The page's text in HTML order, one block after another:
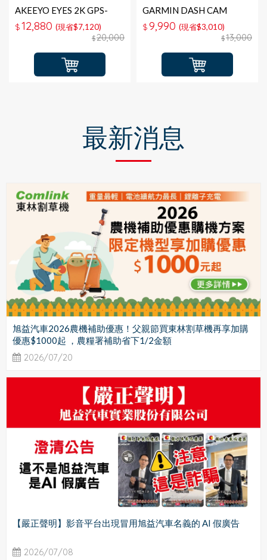
AKEEYO EYES 2K GPS-
WIFI 3鏡頭行車紀錄器＋
128G記憶卡
$12,880 (現省$7,120)
$20,000
GARMIN DASH CAM
X110D GPS-WIFI 行車記錄
器＋16G
$9,990 (現省$3,010)
$13,000
最新消息
旭益汽車2026農機補助優惠！父親節買東林割草機再享加購
優惠$1000起 ，農糧署補助省下1/2金額
2026/07/20
【嚴正聲明】影音平台出現冒用旭益汽車名義的 AI 假廣告
2026/07/08